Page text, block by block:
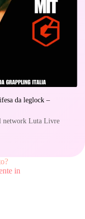
da leglock –
network Luta Livre
in